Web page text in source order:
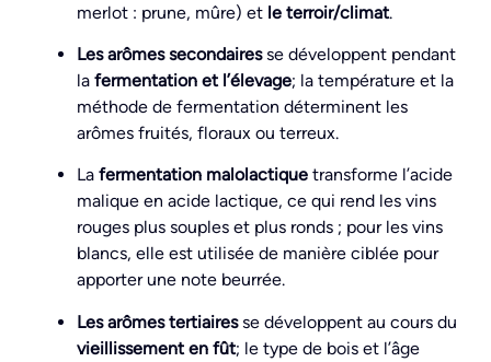
merlot : prune, mûre) et le terroir/climat.
Les arômes secondairesse développent pendant
la fermentation et l’élevage; la température et la
méthode de fermentation déterminent les
arômes fruités, floraux ou terreux.
La fermentation malolactique transforme l’acide
malique en acide lactique, ce qui rend les vins
rouges plus souples et plus ronds ; pour les vins
blancs, elle est utilisée de manière ciblée pour
apporter une note beurrée.
Les arômes tertiairesse développent au cours du
vieillissement en fût; le type de bois et l’âge